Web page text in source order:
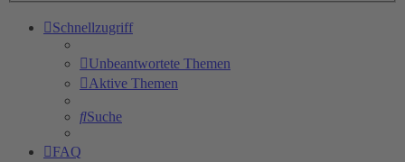
Schnellzugriff
Unbeantwortete Themen
Aktive Themen
Suche
FAQ